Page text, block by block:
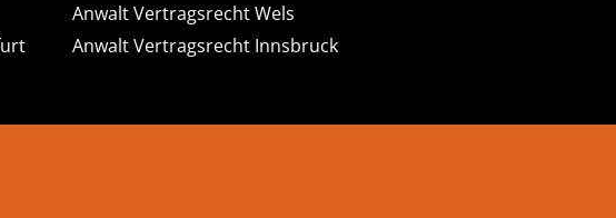
Anwalt Vertragsrecht Wels
Anwalt Vertragsrecht Innsbruck